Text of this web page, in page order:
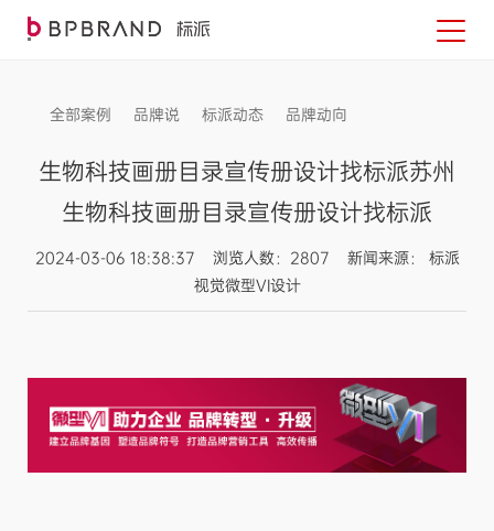
全部案例 品牌说 标派动态 品牌动向
生物科技画册目录宣传册设计找标派苏州
生物科技画册目录宣传册设计找标派
2024-03-06 18:38:37 浏览人数：2807 新闻来源： 标派
视觉微型VI设计